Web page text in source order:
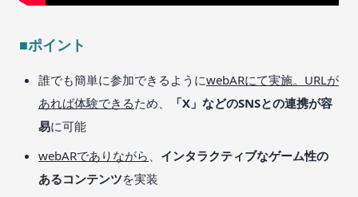
■ポイント
誰でも簡単に参加できるようにwebARにて実施。URLが
あれば体験できるため、
「X」などのSNSとの連携が容
易に可能
webARでありながら
インタラクティブなゲーム性の
あるコンテンツを実装